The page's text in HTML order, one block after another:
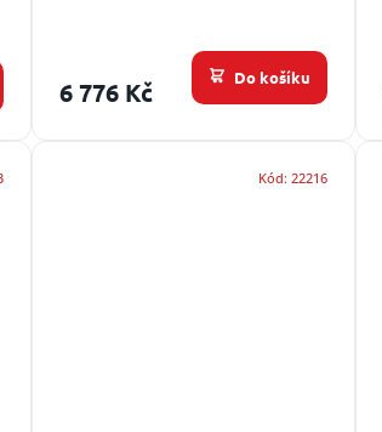
6 776 Kč Do košíku
Kód: 22216